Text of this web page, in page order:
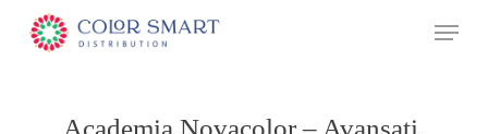
Skip
Menu
Academia Novacolor – Avansați,